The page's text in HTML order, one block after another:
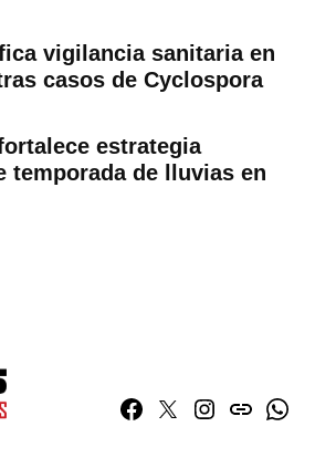
vigilancia sanitaria en
casos de Cyclospora
estrategia
temporada de lluvias en
Facebook
TwitterInstagram
issuu